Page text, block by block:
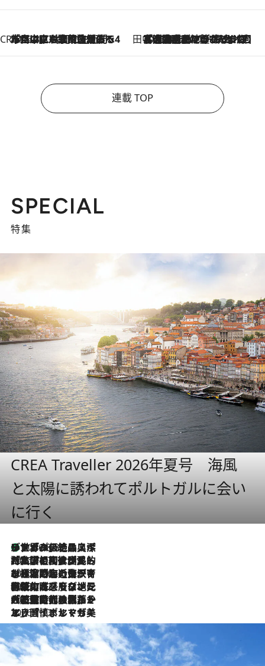
CREA'S CHOICE
2026.8.7
「立川にも歌舞伎があるんだよ」 片岡仁左衛門・市川中車ら豪華座組みで4年目の立川立飛歌舞伎へ 田中稲の勝手に再ブーム
2026.8.7
「湘南乃風に憧れて」観客大盛上がりの“タオル回し”に、ラッパー顔負けの高速歌唱まで…さだまさし（74）のアグレッシブすぎる現在地
連載 TOP
SPECIAL
特集
CREA Traveller 2026年夏号 海風
と太陽に誘われてポルトガルに会い
に行く
2026.8.8
リスボンの絶品スイーツ「パステル・デ・ナタ」とは？ポルトガル伝統の奥深い世界へ
2026.7.27
「私の祖国はポルトガル語です」国民的詩人フェルナンド・ペソアと、彼が愛した文学の街を歩く
2026.7.26
ポルトガル近海が育む極上の海の幸。キリリと冷えた白ワインと愉しむ、シーフード専門店の贅沢
2026.7.22
伝統の味をモダンに昇華。高感度な地元客が集う、リスボンの最旬ガストロノミー
2026.7.21
大航海時代の栄華から、震災、独裁、そして革命へ。ポルトガル・首都リスボンの石畳に刻まれた「歴史の光と影」
2026.7.13
エッセイ・ヤマザキマリ「慎ましくも美しき国 ポルトガル」